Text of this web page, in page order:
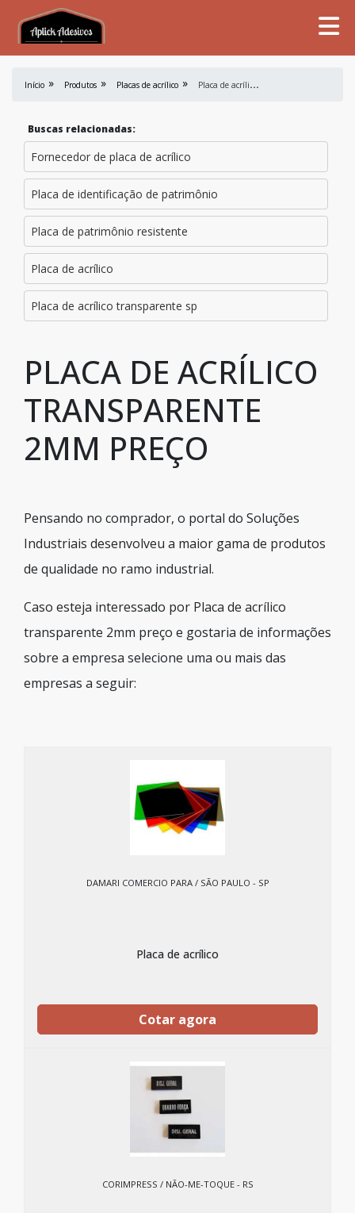
Início Produtos Placas de acrílico P
laca de acrílico transparente 2mm preço
Buscas relacionadas:
Fornecedor de placa de acrílico
Placa de identificação de patrimônio
Placa de patrimônio resistente
Placa de acrílico
Placa de acrílico transparente sp
PLACA DE ACRÍLICO
TRANSPARENTE
2MM PREÇO
Pensando no comprador, o portal do Soluções
Industriais desenvolveu a maior gama de produtos
de qualidade no ramo industrial.
Caso esteja interessado por Placa de acrílico
transparente 2mm preço e gostaria de informações
sobre a empresa selecione uma ou mais das
empresas a seguir:
DAMARI COMERCIO PARA / SÃO PAULO - SP
Placa de acrílico
Cotar agora
CORIMPRESS / NÃO-ME-TOQUE - RS